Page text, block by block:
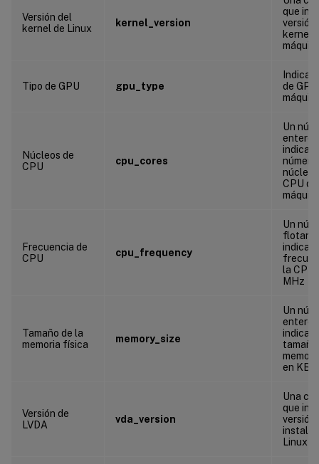
Versión del
kernel de Linux
kernel_version
que
versión
kernel
Tipo de GPU gpu_type
Indica
de
Núcleos de
CPU
cpu_cores
Un
entero
indica
número
CPU
Frecuencia de
CPU
cpu_frequency
Un
indica
la CPU
MHz
Tamaño de la
memoria física
memory_size
Un
entero
indica
en KB
Versión de
LVDA
vda_version
Una
que
versión
Linux